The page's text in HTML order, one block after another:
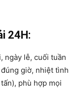
24H:
ngày lễ, cuối tuần
giờ, nhiệt tình
phù hợp mọi